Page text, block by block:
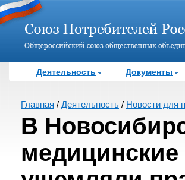
Деятельность Документы
Главная / Деятельность / Новости для
В